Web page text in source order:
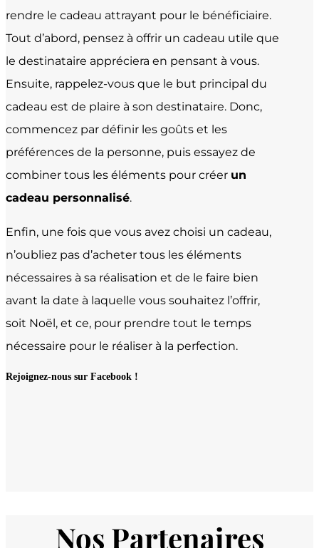
rendre le cadeau attrayant pour le bénéficiaire.
Tout d’abord, pensez à offrir un cadeau utile que
le destinataire appréciera en pensant à vous.
Ensuite, rappelez-vous que le but principal du
cadeau est de plaire à son destinataire. Donc,
commencez par définir les goûts et les
préférences de la personne, puis essayez de
combiner tous les éléments pour créer un
cadeau personnalisé.
Enfin, une fois que vous avez choisi un cadeau,
n’oubliez pas d’acheter tous les éléments
nécessaires à sa réalisation et de le faire bien
avant la date à laquelle vous souhaitez l’offrir,
soit Noël, et ce, pour prendre tout le temps
nécessaire pour le réaliser à la perfection.
Rejoignez-nous sur Facebook !
Nos Partenaires